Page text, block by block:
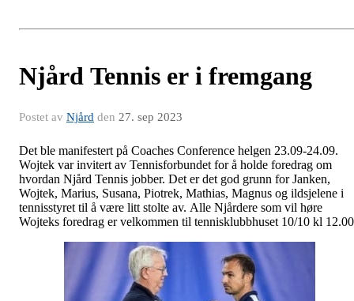
Njård Tennis er i fremgang
Postet av Njård den 27. sep 2023
Det ble manifestert på Coaches Conference helgen 23.09-24.09.
Wojtek var invitert av Tennisforbundet for å holde foredrag om
hvordan Njård Tennis jobber. Det er det god grunn for Janken,
Wojtek, Marius, Susana, Piotrek, Mathias, Magnus og ildsjelene i
tennisstyret til å være litt stolte av. Alle Njårdere som vil høre
Wojteks foredrag er velkommen til tennisklubbhuset 10/10 kl